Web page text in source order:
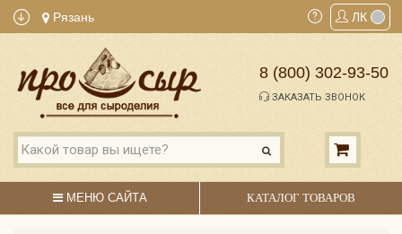
Рязань ЛК
8 (800) 302-93-50
ЗАКАЗАТЬ ЗВОНОК
МЕНЮ САЙТА КАТАЛОГ ТОВАРОВ